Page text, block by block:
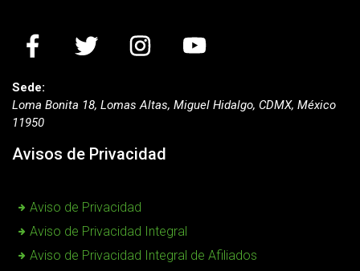
Sede:
Loma Bonita 18, Lomas Altas, Miguel Hidalgo, CDMX, México
11950
Avisos de Privacidad
Aviso de Privacidad
Aviso de Privacidad Integral
Aviso de Privacidad Integral de Afiliados